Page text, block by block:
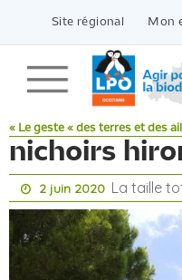
contenu
Site régional Mon
« Le geste « des terres et des
nichoirs
2 juin 2020 La taille